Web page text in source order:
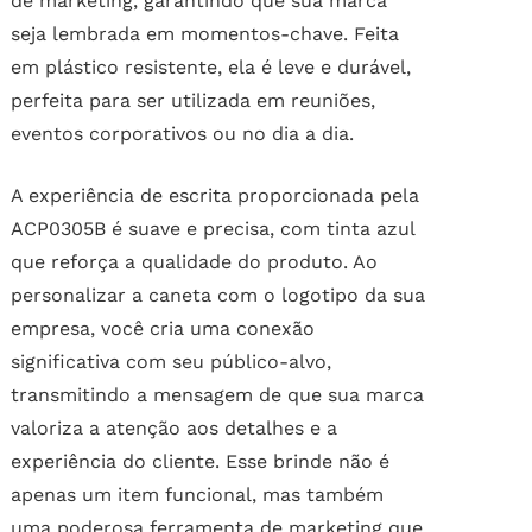
seja lembrada em momentos-chave. Feita
em plástico resistente, ela é leve e durável,
perfeita para ser utilizada em reuniões,
eventos corporativos ou no dia a dia.
A experiência de escrita proporcionada pela
ACP0305B é suave e precisa, com tinta azul
que reforça a qualidade do produto. Ao
personalizar a caneta com o logotipo da sua
empresa, você cria uma conexão
significativa com seu público-alvo,
transmitindo a mensagem de que sua marca
valoriza a atenção aos detalhes e a
experiência do cliente. Esse brinde não é
apenas um item funcional, mas também